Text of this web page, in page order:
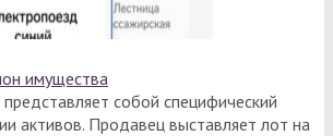
имущества
собой специфический
активов. Продавец выставляет лот на